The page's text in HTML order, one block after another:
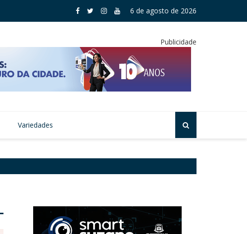
Homenagem celebra 25 pódios do Judô Clube Mogi das Cruzes
6 de agosto de 2026
Publicidade
Variedades